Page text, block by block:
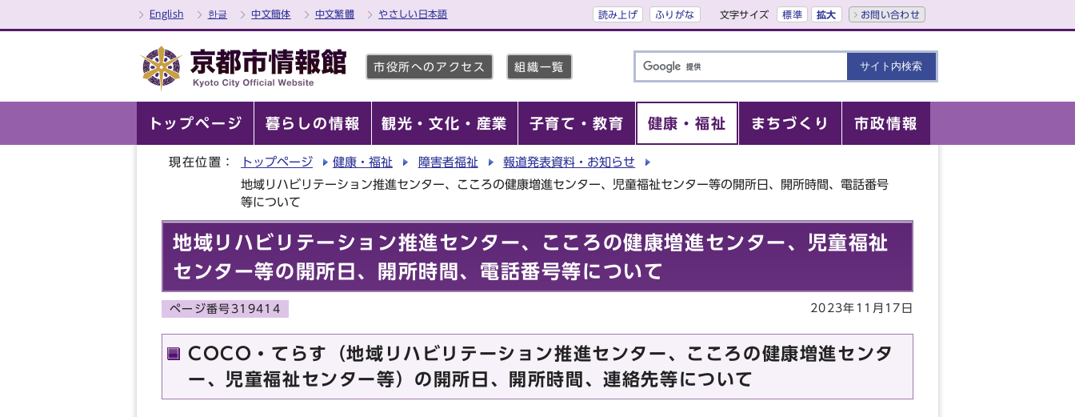
English 한글 中文簡体 中文繁體 やさしい日本語 読み上げ ふりがな 文字サイズ 標準 拡大 お問い合わせ
市役所へのアクセス 組織一覧
トップページ 暮らしの情報 観光・文化・産業 子育て・教育 健康・福祉 まちづくり 市政情報
現在位置： トップページ 健康・福祉 障害者福祉
報道発表資料・お知らせ
地域リハビリテーション推進センター、こころの健康増進センター、児童福祉センター等の開所日、開所時間、電話番号
等について
地域リハビリテーション推進センター、こころの健康増進センター、児童福祉
センター等の開所日、開所時間、電話番号等について
ページ番号319414 2023年11月17日
COCO・てらす（地域リハビリテーション推進センター、こころの健康増進センタ
ー、児童福祉センター等）の開所日、開所時間、連絡先等について